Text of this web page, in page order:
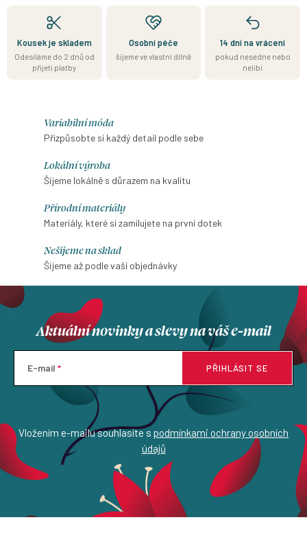
Kousek je skladem
Odesíláme do 2 dnů od
přijetí platby
Osobní péče
šijeme ve vlastní dílně
14 dní na vrácení
pokud nesedne nebo
nelíbí
Variabilní móda
Přizpůsobte si každý detail podle sebe
Lokální výroba
Šijeme lokálně s důrazem na kvalitu
Přírodní materiály
Materiály, které si zamilujete na první dotek
Nešijeme na sklad
Šijeme až podle vaší objednávky
Aktuální novinky a slevy na váš e-mail
E-mail
Vložením e-mailu souhlasíte s podmínkami ochrany osobních
údajů
PŘIHLÁSIT SE